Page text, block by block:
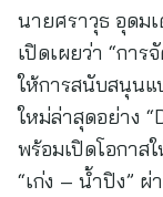
นายศราวุธ อุดมเ
เปิดเผยว่า “กา
ให้การสนับสนุนแ
ใหม่ล่าสุดอย่าง
พร้อมเปิดโอกาส
“เก่ง – น้ำปิง”